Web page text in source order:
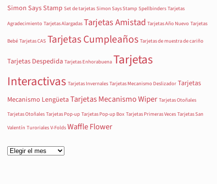
Simon Says Stamp Set de tarjetas Simon Says Stamp Spellbinders Tarjetas
Agradecimiento Tarjetas Alargadas Tarjetas Amistad Tarjetas Año Nuevo Tarjetas
Bebé Tarjetas CAS Tarjetas Cumpleaños Tarjetas de muestra de cariño
Tarjetas Despedida Tarjetas Enhorabuena Tarjetas
Interactivas Tarjetas Invernales Tarjetas Mecanismo Deslizador Tarjetas
Mecanismo LengüetaTarjetas Mecanismo Wiper Tarjetas Otoñales
Tarjetas Otoñales Tarjetas Pop-up Tarjetas Pop-up Box Tarjetas Primeras Veces Tarjetas San
Valentín Turoriales V-Folds Waffle Flower